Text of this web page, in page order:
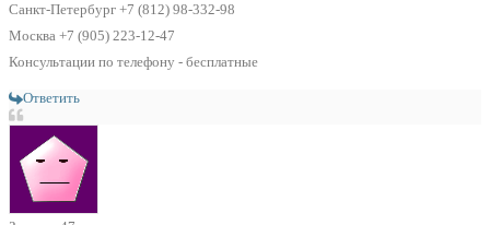
Санкт-Петербург +7 (812) 98-332-98
Москва +7 (905) 223-12-47
Консультации по телефону - бесплатные
Ответить